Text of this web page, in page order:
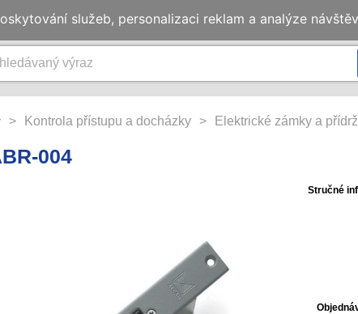
> Kontrola přístupu a docházky > Elektrické zámky a
004
Stručné
služeb, personalizaci reklam a analýze